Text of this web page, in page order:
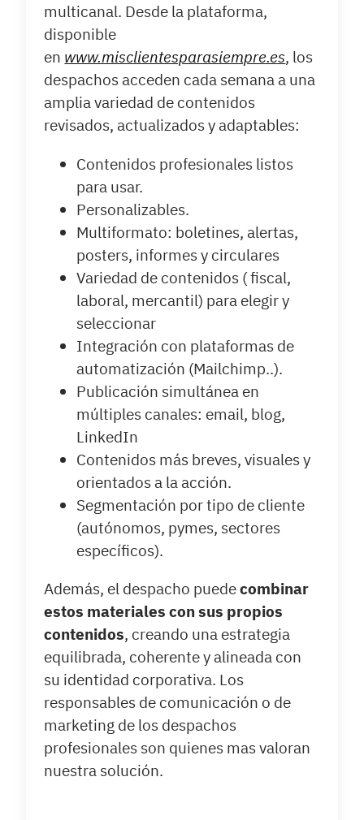
multicanal. Desde la plataforma,
disponible
en www.misclientesparasiempre.es, los
despachos acceden cada semana a una
amplia variedad de contenidos
revisados, actualizados y adaptables:
Contenidos profesionales listos
para usar.
Personalizables.
Multiformato: boletines, alertas,
posters, informes y circulares
Variedad de contenidos ( fiscal,
laboral, mercantil) para elegir y
seleccionar
Integración con plataformas de
automatización (Mailchimp..).
Publicación simultánea en
múltiples canales: email, blog,
LinkedIn
Contenidos más breves, visuales y
orientados a la acción.
Segmentación por tipo de cliente
(autónomos, pymes, sectores
específicos).
Además, el despacho puedecombinar
estos materiales con sus propios
contenidos, creando una estrategia
equilibrada, coherente y alineada con
su identidad corporativa. Los
responsables de comunicación o de
marketing de los despachos
profesionales son quienes mas valoran
nuestra solución.